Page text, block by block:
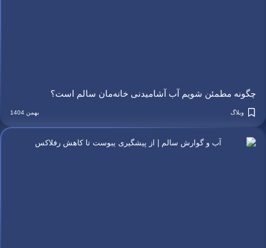
چگونه مطمئن شویم آب آشامیدنی خانه‌مان سالم است؟
وبلاگ بهمن 1404